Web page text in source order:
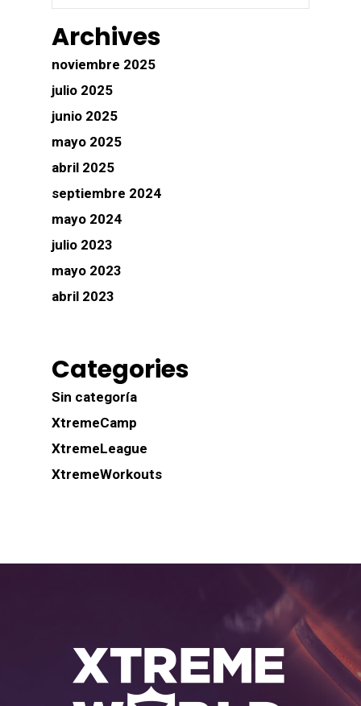
Archives
noviembre 2025
julio 2025
junio 2025
mayo 2025
abril 2025
septiembre 2024
mayo 2024
julio 2023
mayo 2023
abril 2023
Categories
Sin categoría
XtremeCamp
XtremeLeague
XtremeWorkouts